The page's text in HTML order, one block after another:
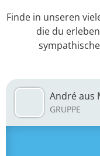
Finde in unseren
die du